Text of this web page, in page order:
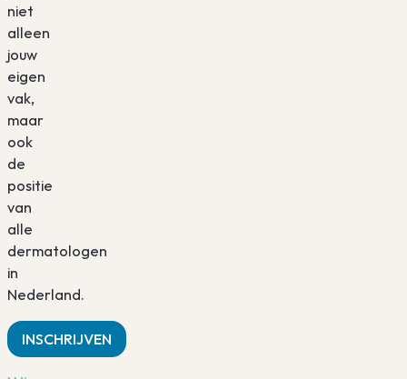
niet
alleen
jouw
eigen
vak,
maar
ook
de
positie
van
alle
dermatologen
in
Nederland.
INSCHRIJVEN